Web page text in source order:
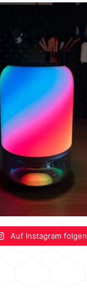
Auf Instagram folgen